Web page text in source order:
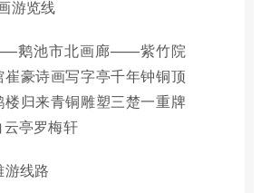
游览线
鹅池市北画廊——紫竹院
豪诗画写字亭千年钟铜顶
楼归来青铜雕塑三楚一重牌
亭罗梅轩
游线路